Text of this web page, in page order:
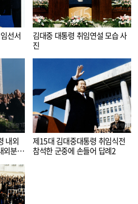
선서
김대중 대통령 취임연설 모습 사
진
내외
외분
제15대 김대중대통령 취임식전
참석한 군중에 손들어 답례2